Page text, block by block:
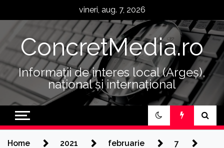
vineri, aug. 7, 2026
ConcretMedia.ro
Informații de interes local (Argeș),
național și internațional
Home 2021 februarie
7